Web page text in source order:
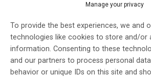
Manage your privacy
To provide the best experiences, we and
technologies like cookies to store and/or
information. Consenting to these
and our partners to process personal
behavior or unique IDs on this site and
Meny